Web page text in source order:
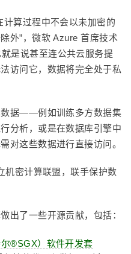
计算过程中不会以未加密的
外”，微软 Azure 首席技术
是说甚至连公共云服务提
访问它，数据将完全处于私
数据——例如训练多方数据集
分析，或是在数据库引擎中
这些数据进行直接访问。
出了一些开源贡献，包括：
®SGX）软件开发套